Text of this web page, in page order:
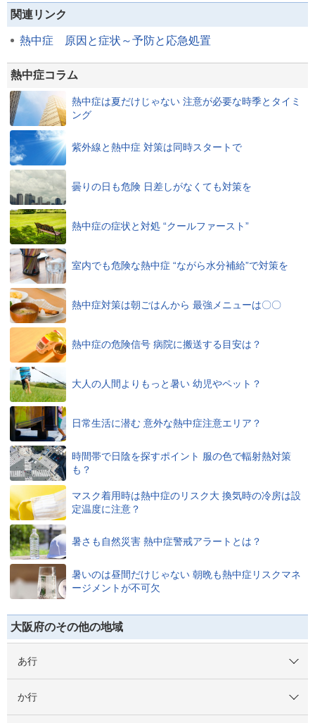
関連リンク
熱中症 原因と症状～予防と応急処置
熱中症コラム
熱中症は夏だけじゃない 注意が必要な時季とタイミ
ング
紫外線と熱中症 対策は同時スタートで
曇りの日も危険 日差しがなくても対策を
熱中症の症状と対処 “クールファースト”
室内でも危険な熱中症 “ながら水分補給”で対策を
熱中症対策は朝ごはんから 最強メニューは〇〇
熱中症の危険信号 病院に搬送する目安は？
大人の人間よりもっと暑い 幼児やペット？
日常生活に潜む 意外な熱中症注意エリア？
時間帯で日陰を探すポイント 服の色で輻射熱対策
も？
マスク着用時は熱中症のリスク大 換気時の冷房は設
定温度に注意？
暑さも自然災害 熱中症警戒アラートとは？
暑いのは昼間だけじゃない 朝晩も熱中症リスクマネ
ージメントが不可欠
大阪府のその他の地域
あ行
か行